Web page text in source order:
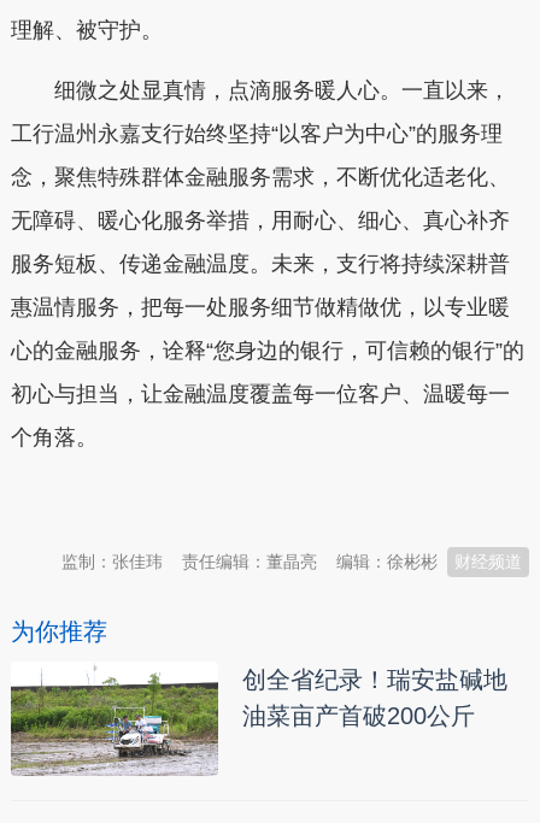
理解、被守护。
细微之处显真情，点滴服务暖人心。一直以来，
工行温州永嘉支行始终坚持“以客户为中心”的服务理
念，聚焦特殊群体金融服务需求，不断优化适老化、
无障碍、暖心化服务举措，用耐心、细心、真心补齐
服务短板、传递金融温度。未来，支行将持续深耕普
惠温情服务，把每一处服务细节做精做优，以专业暖
心的金融服务，诠释“您身边的银行，可信赖的银行”的
初心与担当，让金融温度覆盖每一位客户、温暖每一
个角落。
财经频道
编辑：徐彬彬
责任编辑：董晶亮
监制：张佳玮
为你推荐
创全省纪录！瑞安盐碱地
油菜亩产首破200公斤